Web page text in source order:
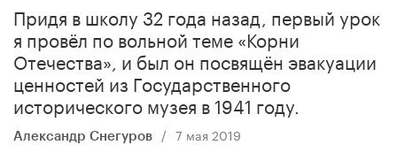
Придя в школу 32 года назад, первый урок
я провёл по вольной теме «Корни
Отечества», и был он посвящён эвакуации
ценностей из Государственного
исторического музея в 1941 году.
Александр Снегуров / 7 мая 2019